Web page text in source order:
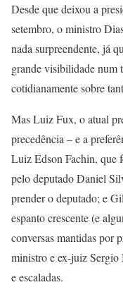
Desde que deixou a
setembro, o ministro
nada surpreendente, já
grande visibilidade num
cotidianamente sobre
Mas Luiz Fux, o atual
precedência – e a
Luiz Edson Fachin, que
pelo deputado Daniel
prender o deputado; e
espanto crescente (e
conversas mantidas por
ministro e ex-juiz Sergio
e escaladas.